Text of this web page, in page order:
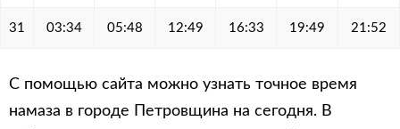
31 03:34 05:48 12:49 16:33 19:49 21:52
С помощью сайта можно узнать точное время
намаза в городе Петровщина на сегодня. В